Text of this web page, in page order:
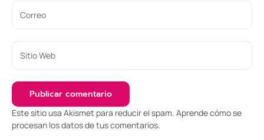
Este sitio usa Akismet para reducir el spam. Aprende cómo se
procesan los datos de tus comentarios.